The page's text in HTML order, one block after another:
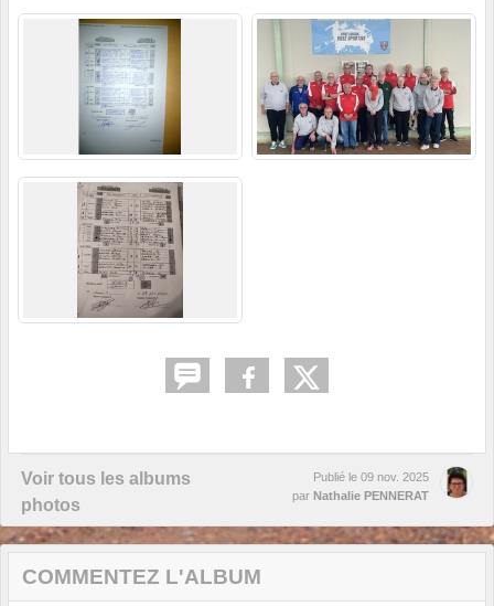
Voir tous les albums
photos
Publié le 09 nov. 2025
par Nathalie PENNERAT
COMMENTEZ L'ALBUM